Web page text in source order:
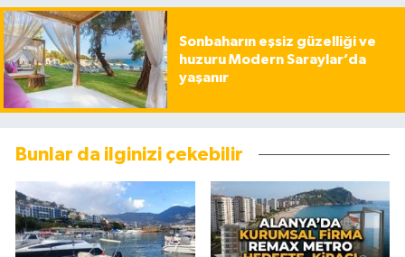
Sonbaharın eşsiz güzelliği ve
huzuru Modern Saraylar’da
yaşanır
Bunlar da ilginizi çekebilir